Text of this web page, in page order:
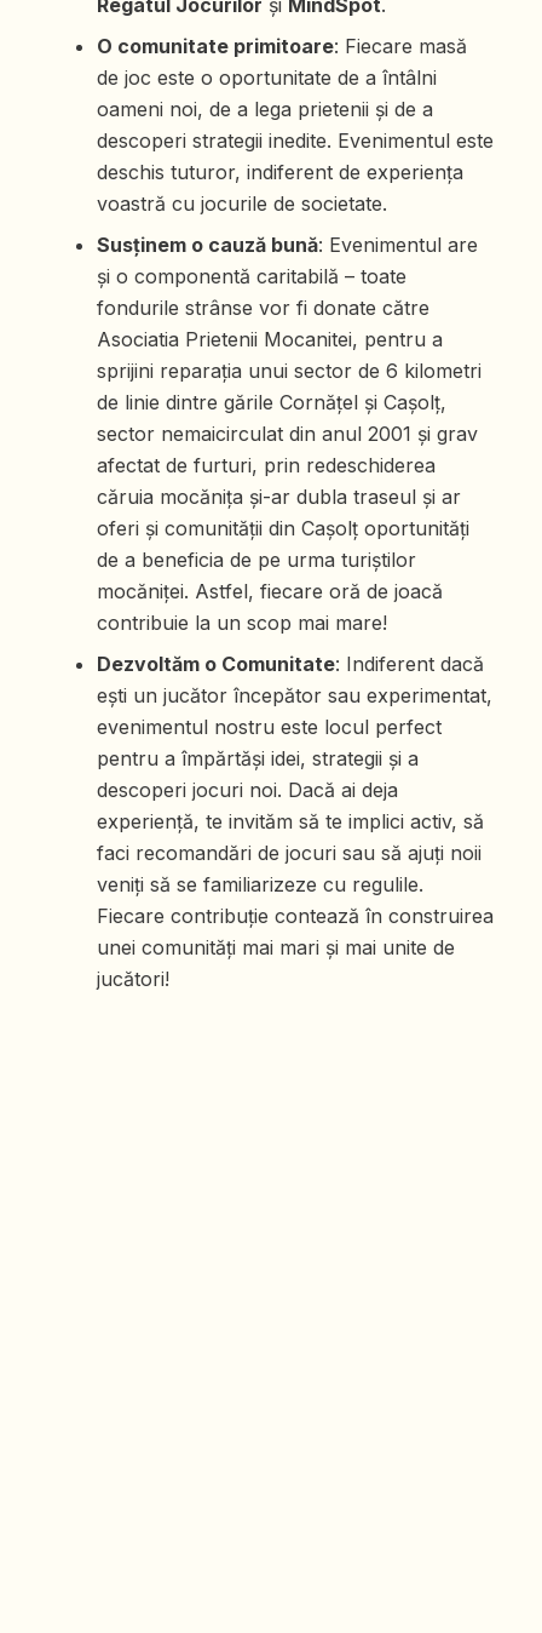
Regatul Jocurilor și MindSpot.
O comunitate primitoare: Fiecare masă
de joc este o oportunitate de a întâlni
oameni noi, de a lega prietenii și de a
descoperi strategii inedite. Evenimentul este
deschis tuturor, indiferent de experiența
voastră cu jocurile de societate.
Susținem o cauză bună: Evenimentul are
și o componentă caritabilă – toate
fondurile strânse vor fi donate către
Asociatia Prietenii Mocanitei, pentru a
sprijini reparația unui sector de 6 kilometri
de linie dintre gările Cornățel și Cașolț,
sector nemaicirculat din anul 2001 și grav
afectat de furturi, prin redeschiderea
căruia mocănița și-ar dubla traseul și ar
oferi și comunității din Cașolț oportunități
de a beneficia de pe urma turiștilor
mocăniței. Astfel, fiecare oră de joacă
contribuie la un scop mai mare!
Dezvoltăm o Comunitate: Indiferent dacă
ești un jucător începător sau experimentat,
evenimentul nostru este locul perfect
pentru a împărtăși idei, strategii și a
descoperi jocuri noi. Dacă ai deja
experiență, te invităm să te implici activ, să
faci recomandări de jocuri sau să ajuți noii
veniți să se familiarizeze cu regulile.
Fiecare contribuție contează în construirea
unei comunități mai mari și mai unite de
jucători!